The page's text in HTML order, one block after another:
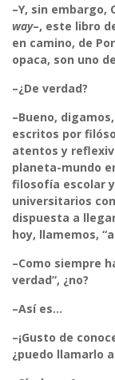
–Y, sin embargo,
way–, este libro
en camino, de
opaca, son uno
–¿De verdad?
–Bueno,
escritos por
atentos y
planeta-mundo
filosofía escolar
universitarios
dispuesta a
hoy, llamemos,
–Como siempre
verdad”, ¿no?
–Así es…
–¡Gusto de
¿puedo llamarlo